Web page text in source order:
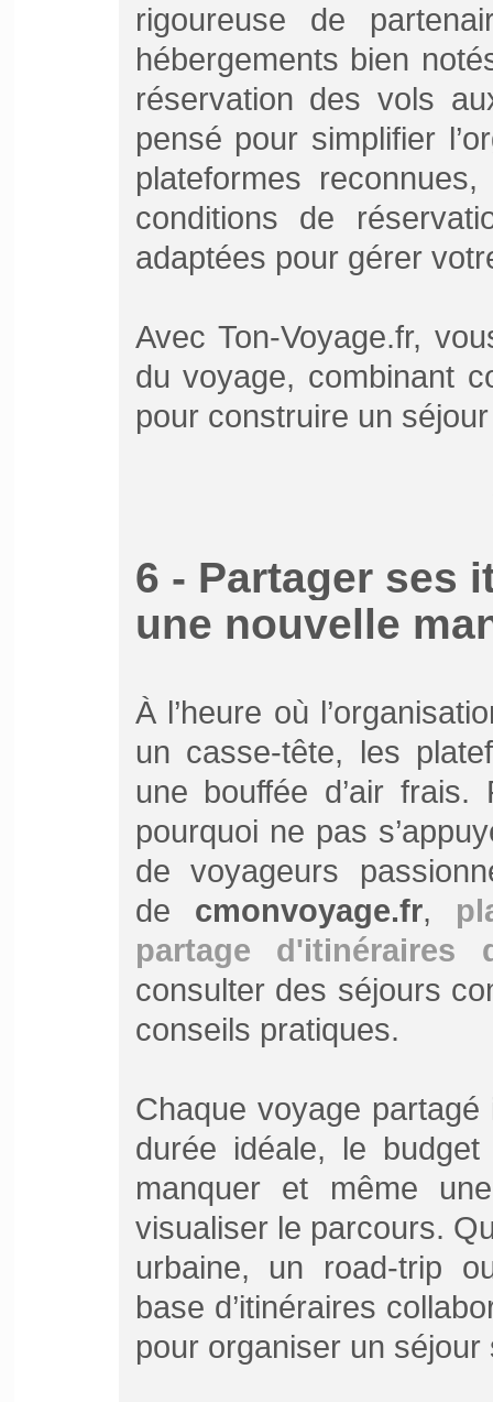
rigoureuse de
hébergements bien
réservation des vols
pensé pour simplifier
plateformes
conditions de
adaptées pour gérer
Avec Ton-Voyage.fr,
du voyage, combinant
pour construire un
6 - Partager ses
une nouvelle
À l’heure où
un casse-tête, les
une bouffée d’air
pourquoi ne pas
de voyageurs
de cmonvoyage.fr,
partage d'itinéraires
consulter des séjours
conseils pratiques.
Chaque voyage
durée idéale, le
manquer et même
visualiser le parcours.
urbaine, un road-trip
base d’itinéraires
pour organiser un